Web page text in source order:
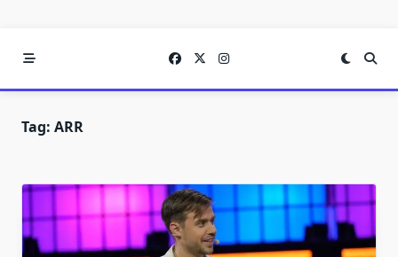
Tag: ARR